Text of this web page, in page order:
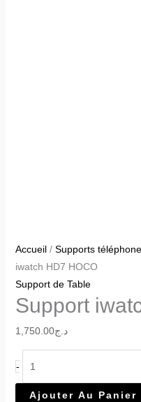
Accueil/ Supports téléphone
iwatch HD7 HOCO
Support de Table
Support
د.ج1,750.00
-
Ajouter Au Panier